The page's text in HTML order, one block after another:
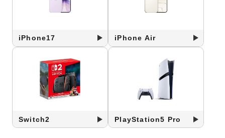
iPhone17 iPhone Air
Switch2 PlayStation5 Pro